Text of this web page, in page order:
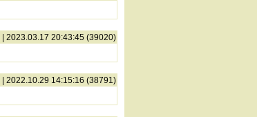
| 2023.03.17 20:43:45 (39020)
| 2022.10.29 14:15:16 (38791)